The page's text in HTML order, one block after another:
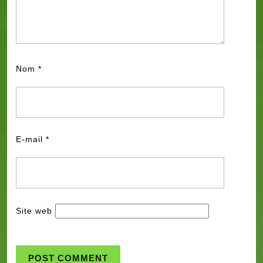
Nom *
E-mail *
Site web